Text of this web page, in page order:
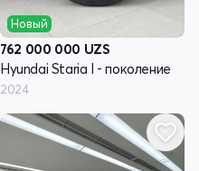
Новый
762 000 000 UZS
Hyundai Staria I - поколение
2024